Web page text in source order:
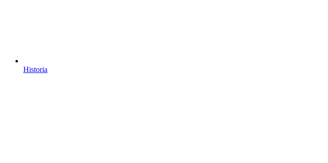
Historia